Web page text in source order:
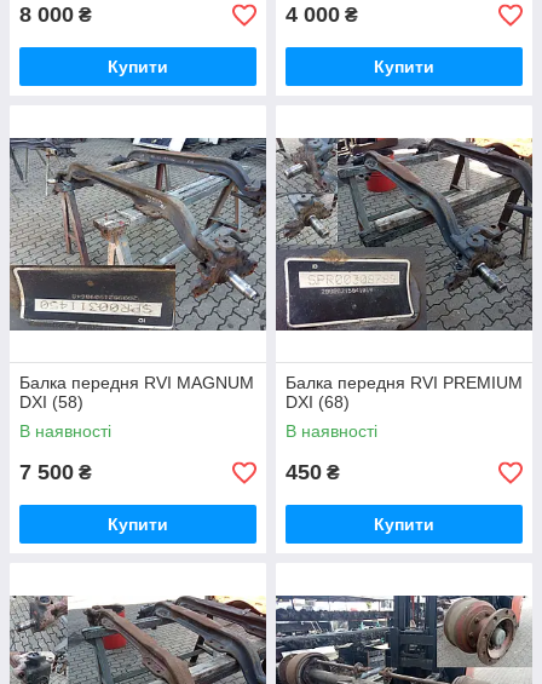
8 000 ₴
Купити
4 000 ₴
Купити
Балка передня RVI MAGNUM
DXI (58)
В наявності
7 500 ₴
Купити
Балка передня RVI PREMIUM
DXI (68)
В наявності
450 ₴
Купити